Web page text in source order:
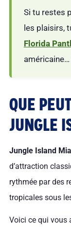
Si tu restes
les plaisirs,
Florida
QUE
JUNGLE
Jungle Island
d’attraction
rythmée par des
tropicales sous
Voici ce qui vous